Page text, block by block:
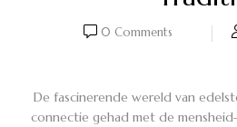
0 Comments
De fascinerende wereld van
connectie gehad met de